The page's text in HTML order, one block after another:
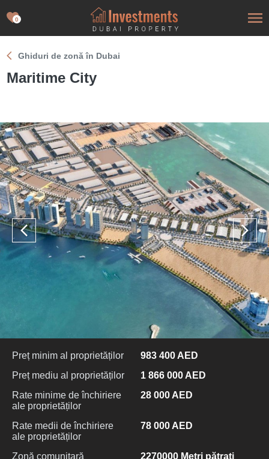
0
Ghiduri de zonă în Dubai
Maritime City
Preț minim al proprietăților
983 400 AED
Preț mediu al proprietăților
1 866 000 AED
Rate minime de închiriere
ale proprietăților
28 000 AED
Rate medii de închiriere
ale proprietăților
78 000 AED
Zonă comunitară
2270000 Metri pătrați